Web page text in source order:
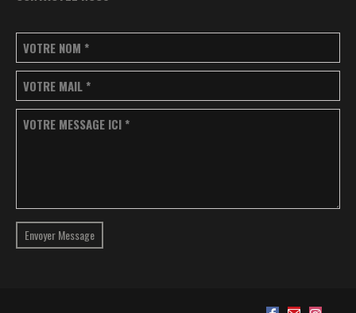
VOTRE NOM *
VOTRE MAIL *
VOTRE MESSAGE ICI *
Envoyer Message